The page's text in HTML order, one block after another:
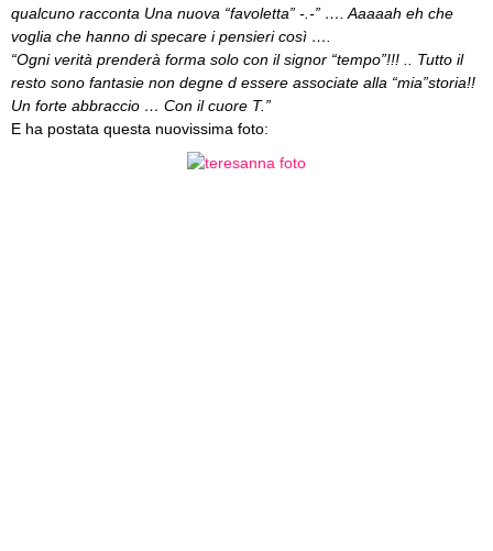
qualcuno racconta Una nuova “favoletta” -.-” …. Aaaaah eh che
voglia che hanno di specare i pensieri così ….
“Ogni verità prenderà forma solo con il signor “tempo”!!! .. Tutto il
resto sono fantasie non degne d essere associate alla “mia”storia!!
Un forte abbraccio … Con il cuore T.”
E ha postata questa nuovissima foto: